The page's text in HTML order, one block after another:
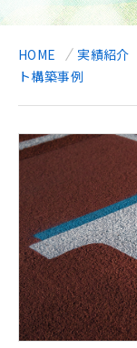
移
HOME 実績紹介
ト構築事例